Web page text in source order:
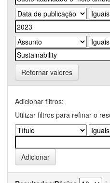
Retornar valores
Adicionar filtros:
Utilizar filtros para refinar o